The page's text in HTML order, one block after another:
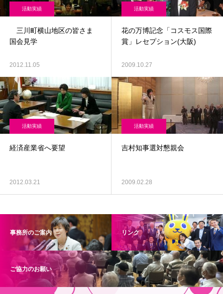
活動実績
三川町横山地区の皆さま
国会見学
2012.11.05
活動実績
花の万博記念「コスモス国際
賞」レセプション(大阪)
2009.10.27
活動実績
経済産業省へ要望
2012.03.21
活動実績
吉村知事選対懇親会
2009.02.28
事務所のご案内 リンク
ご協力のお願い